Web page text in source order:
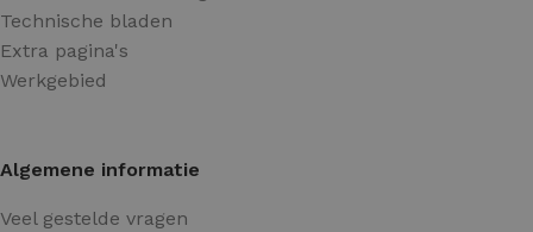
Technische bladen
Extra pagina's
Werkgebied
Algemene informatie
Veel gestelde vragen